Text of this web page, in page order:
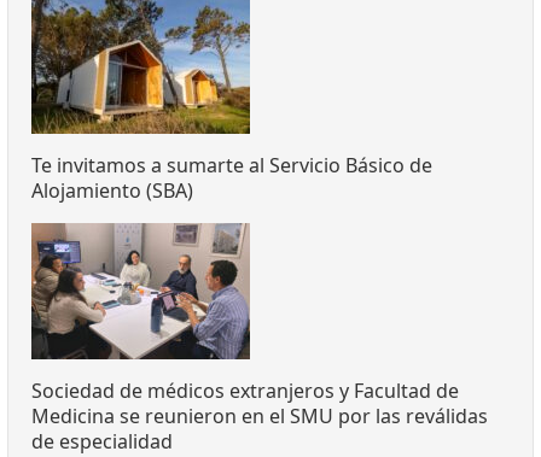
Te invitamos a sumarte al Servicio Básico de
Alojamiento (SBA)
Sociedad de médicos extranjeros y Facultad de
Medicina se reunieron en el SMU por las reválidas
de especialidad